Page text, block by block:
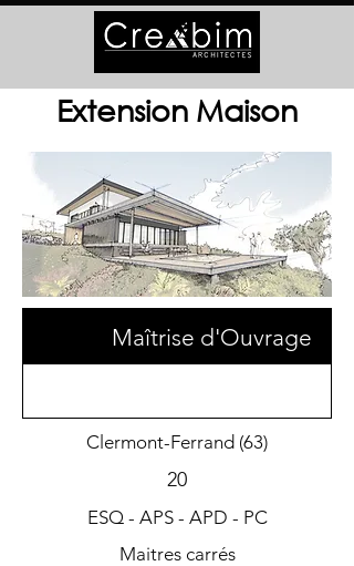
Extension Maison
Maîtrise d'Ouvrage
Clermont-Ferrand (63)
20
ESQ - APS - APD - PC
Maitres carrés